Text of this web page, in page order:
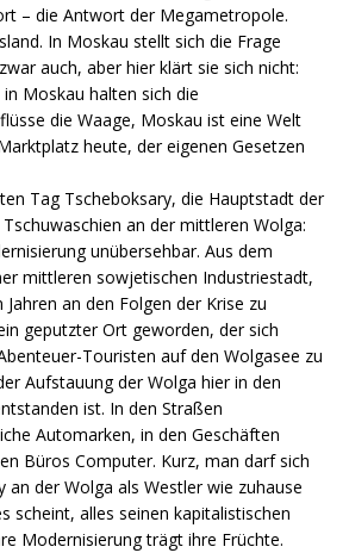
– die Antwort der Megametropole.
In Moskau stellt sich die Frage
auch, aber hier klärt sie sich nicht:
Moskau halten sich die
die Waage, Moskau ist eine Welt
heute, der eigenen Gesetzen
Tag Tscheboksary, die Hauptstadt der
an der mittleren Wolga:
unübersehbar. Aus dem
mittleren sowjetischen Industriestadt,
an den Folgen der Krise zu
geputzter Ort geworden, der sich
Touristen auf den Wolgasee zu
Aufstauung der Wolga hier in den
ist. In den Straßen
Automarken, in den Geschäften
Büros Computer. Kurz, man darf sich
an der Wolga als Westler wie zuhause
scheint, alles seinen kapitalistischen
Modernisierung trägt ihre Früchte.